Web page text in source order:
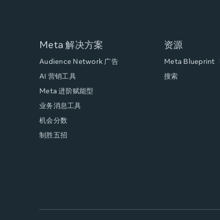
Meta 解决方案
Audience Network 广告
AI 营销工具
Meta 进阶赋能型
业务消息工具
机会分数
制胜五招
资源
Meta Blueprint
搜索